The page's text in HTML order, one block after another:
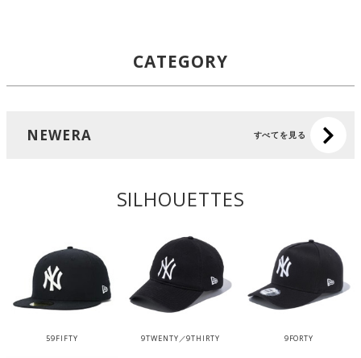
CATEGORY
NEWERA すべてを見る
SILHOUETTES
59FIFTY 9TWENTY／9THIRTY 9FORTY